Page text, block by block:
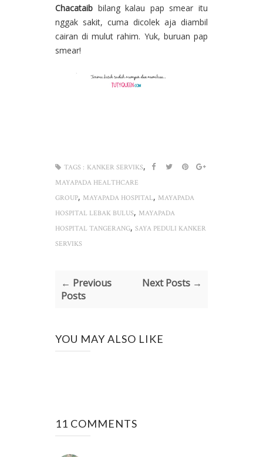
Chacataib bilang kalau pap smear itu
nggak sakit, cuma dicolek aja diambil
cairan di mulut rahim. Yuk, buruan pap
smear!
TAGS : KANKER SERVIKS,
MAYAPADA HEALTHCARE
GROUP, MAYAPADA HOSPITAL, MAYAPADA
HOSPITAL LEBAK BULUS, MAYAPADA
HOSPITAL TANGERANG, SAYA PEDULI KANKER
SERVIKS
← Previous
Posts
Next Posts →
YOU MAY ALSO LIKE
11 COMMENTS